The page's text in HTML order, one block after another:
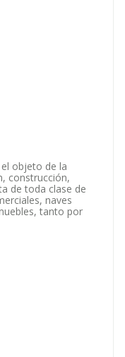
objeto de la
construcción,
de toda clase de
naves
tanto por